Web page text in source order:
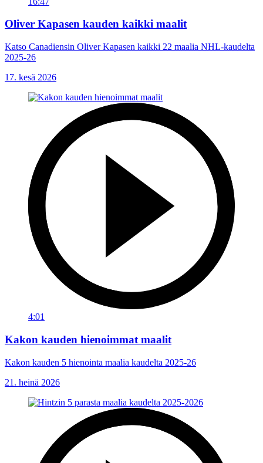
Oliver Kapasen kauden kaikki maalit
Katso Canadiensin Oliver Kapasen kaikki 22 maalia NHL-kaudelta
2025-26
17. kesä 2026
4:01
Kakon kauden hienoimmat maalit
Kakon kauden 5 hienointa maalia kaudelta 2025-26
21. heinä 2026